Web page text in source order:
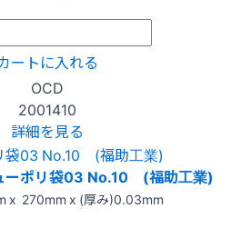
ートに入れる
OCD
2001410
詳細を見る
ューポリ袋03 No.10 (福助工業)
x 270mm x (厚み)0.03mm